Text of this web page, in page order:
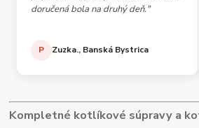
doručená bola na druhý deň."
P Zuzka., Banská Bystrica
Kompletné kotlíkové súpravy a